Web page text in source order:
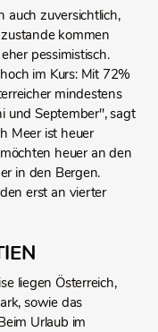
auch zuversichtlich,
kommen
pessimistisch.
im Kurs: Mit 72%
mindestens
und September", sagt
Meer ist heuer
heuer an den
in den Bergen.
erst an vierter
liegen Österreich,
sowie das
Urlaub im